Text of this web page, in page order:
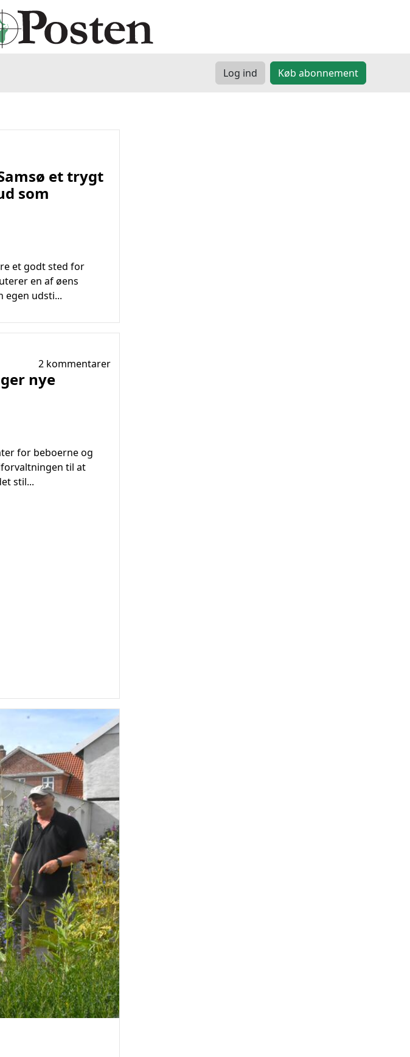
Log ind Køb abonnement
et trygt
som
et godt sted for
en af øens
egen udsti...
2 kommentarer
nye
for beboerne og
til at
stil...